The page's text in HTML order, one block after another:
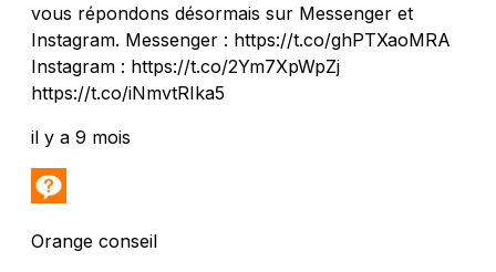
vous répondons désormais sur Messenger et
Instagram. Messenger : https://t.co/ghPTXaoMRA
Instagram : https://t.co/2Ym7XpWpZj
https://t.co/iNmvtRIka5
il y a 9 mois
Orange conseil